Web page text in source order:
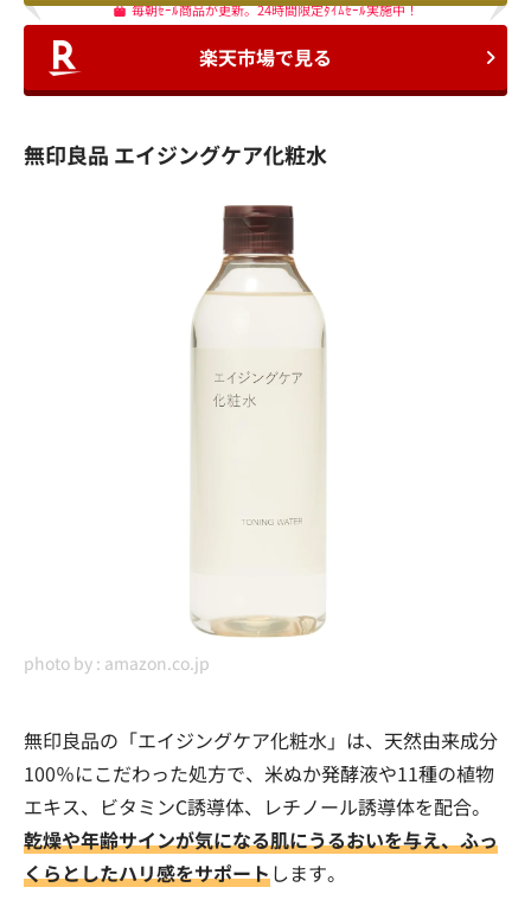
毎朝ｾｰﾙ商品が更新。24時間限定ﾀｲﾑｾｰﾙ実施中！
楽天市場で見る
無印良品 エイジングケア化粧水
photo by : amazon.co.jp
無印良品の「エイジングケア化粧水」は、天然由来成分
100％にこだわった処方で、米ぬか発酵液や11種の植物
エキス、ビタミンC誘導体、レチノール誘導体を配合。
乾燥や年齢サインが気になる肌にうるおいを与え、ふっ
くらとしたハリ感をサポートします。